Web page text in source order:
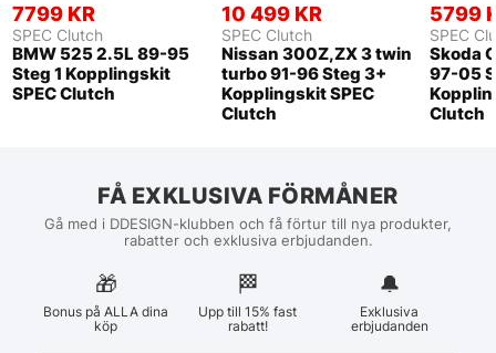
7799 KR
SPEC Clutch
BMW 525 2.5L 89-95
Steg 1 Kopplingskit
SPEC Clutch
10 499 KR
SPEC Clutch
Nissan 300Z,ZX 3 twin
turbo 91-96 Steg 3+
Kopplingskit SPEC
Clutch
5799
SPEC
Skoda
97-05
Clutch
FÅ EXKLUSIVA FÖRMÅNER
Gå med i DDESIGN-klubben och få förtur till nya produkter,
rabatter och exklusiva erbjudanden.
🎁
Bonus på ALLA dina
köp
🏁︎
Upp till 15% fast
rabatt!
🔔
Exklusiva
erbjudanden